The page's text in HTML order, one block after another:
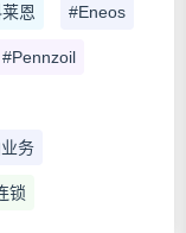
恩 #Eneos
#Pennzoil
务
锁